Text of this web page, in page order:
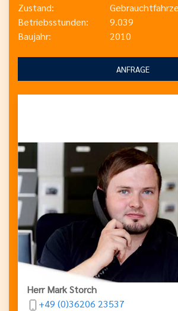
Zustand:
Betriebsstunden:
9.039
Baujahr:
2010
ANFRAGE
Herr Mark Storch
+49 (0)36206 23537